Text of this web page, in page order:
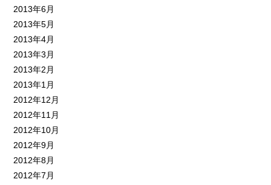
2013年6月
2013年5月
2013年4月
2013年3月
2013年2月
2013年1月
2012年12月
2012年11月
2012年10月
2012年9月
2012年8月
2012年7月